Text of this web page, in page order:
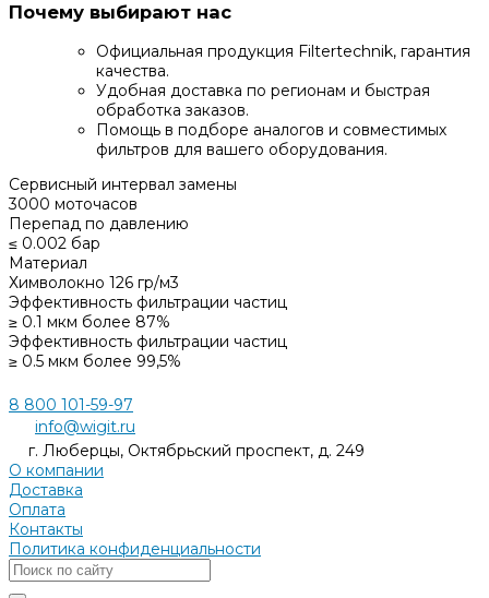
Почему выбирают нас
Официальная продукция Filtertechnik, гарантия
качества.
Удобная доставка по регионам и быстрая
обработка заказов.
Помощь в подборе аналогов и совместимых
фильтров для вашего оборудования.
Сервисный интервал замены
3000 моточасов
Перепад по давлению
≤ 0.002 бар
Материал
Химволокно 126 гр/м3
Эффективность фильтрации частиц
≥ 0.1 мкм более 87%
Эффективность фильтрации частиц
≥ 0.5 мкм более 99,5%
8 800 101-59-97
info@wigit.ru
г. Люберцы, Октябрьский проспект, д. 249
О компании
Доставка
Оплата
Контакты
Политика конфиденциальности